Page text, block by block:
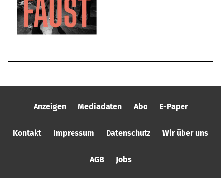
Anzeigen Mediadaten Abo E-Paper
Kontakt Impressum Datenschutz Wir über uns
AGB Jobs